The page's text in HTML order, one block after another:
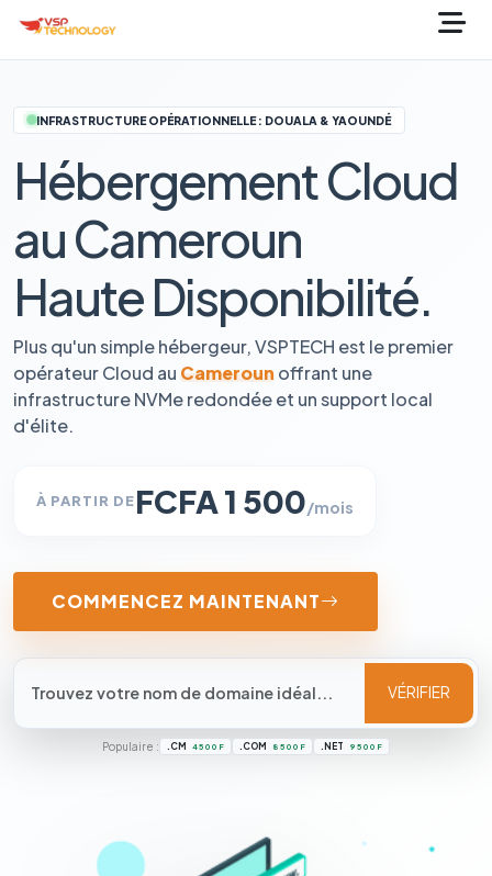
INFRASTRUCTURE OPÉRATIONNELLE : DOUALA & YAOUNDÉ
Hébergement Cloud
au Cameroun
Haute Disponibilité.
Plus qu'un simple hébergeur, VSPTECH est le premier
opérateur Cloud au Cameroun offrant une
infrastructure NVMe redondée et un support local
d'élite.
À PARTIR DEFCFA 1 500/mois
COMMENCEZ MAINTENANT
VÉRIFIER
Populaire : .CM 4 500 F .COM 8 500 F .NET 9 500 F